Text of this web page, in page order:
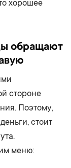
хорошее
обращают
стороне
Поэтому,
стоит
меню: